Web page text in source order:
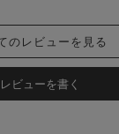
のレビューを見る
レビューを書く